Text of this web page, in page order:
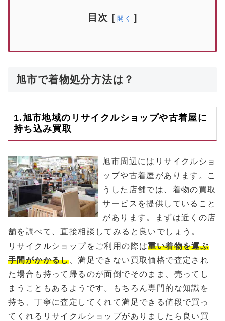
目次 [ 開く ]
旭市で着物処分方法は？
1. 旭市地域のリサイクルショップや古着屋に
持ち込み買取
旭市周辺にはリサイクルショ
ップや古着屋があります。こ
うした店舗では、着物の買取
サービスを提供していること
があります。まずは近くの店
舗を調べて、直接相談してみると良いでしょう。
リサイクルショップをご利用の際は重い着物を運ぶ
手間がかかるし、満足できない買取価格で査定され
た場合も持って帰るのが面倒でそのまま、売ってし
まうこともあるようです。もちろん専門的な知識を
持ち、丁寧に査定してくれて満足できる値段で買っ
てくれるリサイクルショップがありましたら良い買